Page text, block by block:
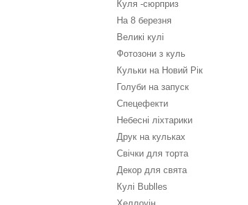
Куля -сюрприз
На 8 березня
Великі кулі
Фотозони з куль
Кульки на Новий Рік
Голуби на запуск
Спецефекти
Небесні ліхтарики
Друк на кульках
Свічки для торта
Декор для свята
Кулі Bublles